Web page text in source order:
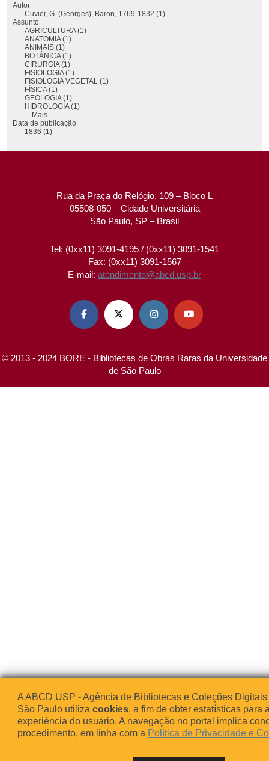
Autor
Cuvier, G. (Georges), Baron, 1769-1832 (1)
Assunto
AGRICULTURA (1)
ANATOMIA (1)
ANIMAIS (1)
BOTÂNICA (1)
CIRURGIA (1)
FISIOLOGIA (1)
FISIOLOGIA VEGETAL (1)
FÍSICA (1)
GEOLOGIA (1)
HIDROLOGIA (1)
... Mais
Data de publicação
1836 (1)
Rua da Praça do Relógio, 109 – Bloco L
05508-050 – Cidade Universitária
São Paulo, SP – Brasil
Tel: (0xx11) 3091-4195 / (0xx11) 3091-1541
Fax: (0xx11) 3091-1567
E-mail: atendimento@abcd.usp.br
   
© 2013 - 2024 BORE - Bibliotecas de Obras Raras da Universidade
de São Paulo
A ABCD USP - Agência de Bibliotecas e Coleções
São Paulo utiliza cookies, a fim de obter estatísticas para
experiência do usuário. A navegação no portal implica
procedimento, em linha com a Política de Privacidade e